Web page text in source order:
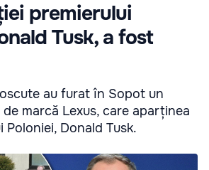
premierului
Tusk, a fost
au furat în Sopot un
marcă Lexus, care aparținea
Poloniei, Donald Tusk.